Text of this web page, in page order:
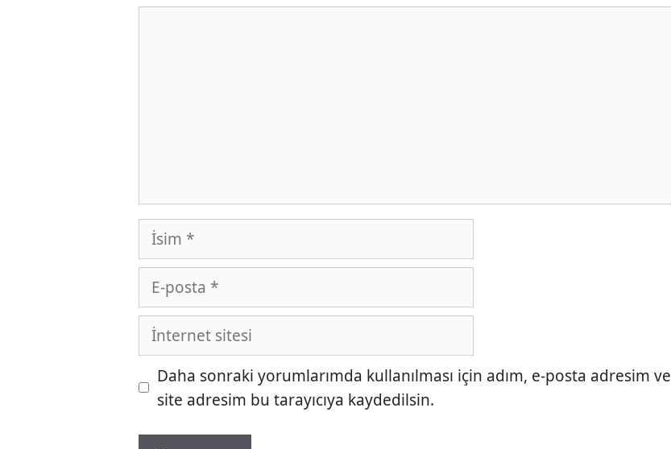
İsim
posta
İnternet
sitesi
Daha sonraki yorumlarımda kullanılması için adım, e-posta adresim ve
site adresim bu tarayıcıya kaydedilsin.